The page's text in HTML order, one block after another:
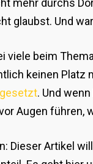
mehr durchs
glaubst. Und
viele beim
keinen Platz
. Und
Augen
Dieser Artikel